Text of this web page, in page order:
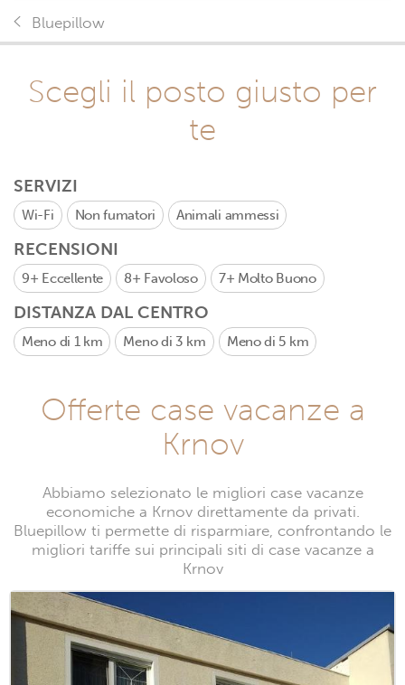
Bluepillow
Scegli il posto giusto per
te
SERVIZI
Wi-Fi Non fumatori Animali ammessi
RECENSIONI
9+ Eccellente 8+ Favoloso 7+ Molto Buono
DISTANZA DAL CENTRO
Meno di 1 km Meno di 3 km Meno di 5 km
Offerte case vacanze a
Krnov
Abbiamo selezionato le migliori case vacanze
economiche a Krnov direttamente da privati.
Bluepillow ti permette di risparmiare, confrontando le
migliori tariffe sui principali siti di case vacanze a
Krnov